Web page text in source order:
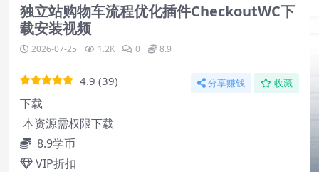
独立站购物车流程优化插件CheckoutWC下
载安装视频
2026-07-25 1.2K 0 8.9
4.9 (39) 分享赚钱 收藏
下载
本资源需权限下载
8.9学币
VIP折扣